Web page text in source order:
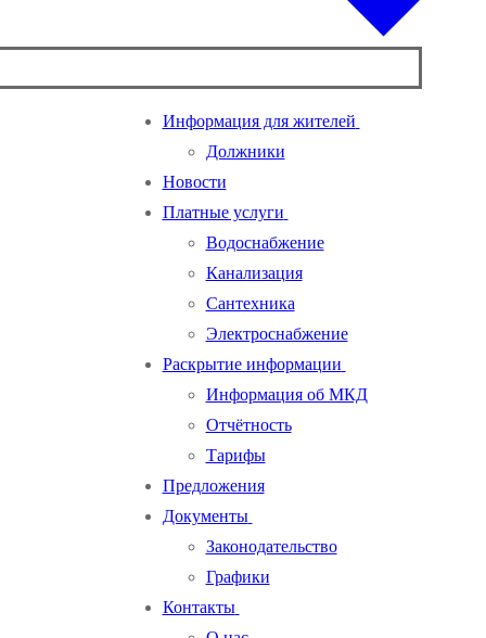
Информация для жителей
Должники
Новости
Платные услуги
Водоснабжение
Канализация
Сантехника
Электроснабжение
Раскрытие информации
Информация об МКД
Отчётность
Тарифы
Предложения
Документы
Законодательство
Графики
Контакты